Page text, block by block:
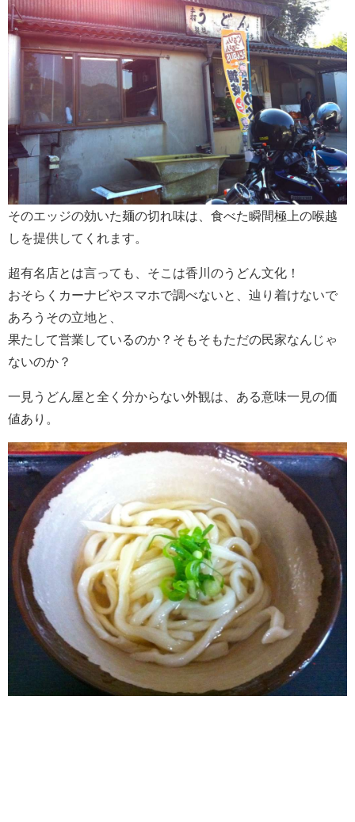
そのエッジの効いた麺の切れ味は、食べた瞬間極上の喉越
しを提供してくれます。
超有名店とは言っても、そこは香川のうどん文化！
おそらくカーナビやスマホで調べないと、辿り着けないで
あろうその立地と、
果たして営業しているのか？そもそもただの民家なんじゃ
ないのか？
一見うどん屋と全く分からない外観は、ある意味一見の価
値あり。